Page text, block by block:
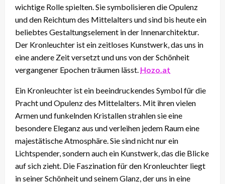
wichtige Rolle spielten. Sie symbolisieren die Opulenz
und den Reichtum des Mittelalters und sind bis heute ein
beliebtes Gestaltungselement in der Innenarchitektur.
Der Kronleuchter ist ein zeitloses Kunstwerk, das uns in
eine andere Zeit versetzt und uns von der Schönheit
vergangener Epochen träumen lässt. Hozo.at
Ein Kronleuchter ist ein beeindruckendes Symbol für die
Pracht und Opulenz des Mittelalters. Mit ihren vielen
Armen und funkelnden Kristallen strahlen sie eine
besondere Eleganz aus und verleihen jedem Raum eine
majestätische Atmosphäre. Sie sind nicht nur ein
Lichtspender, sondern auch ein Kunstwerk, das die Blicke
auf sich zieht. Die Faszination für den Kronleuchter liegt
in seiner Schönheit und seinem Glanz, der uns in eine